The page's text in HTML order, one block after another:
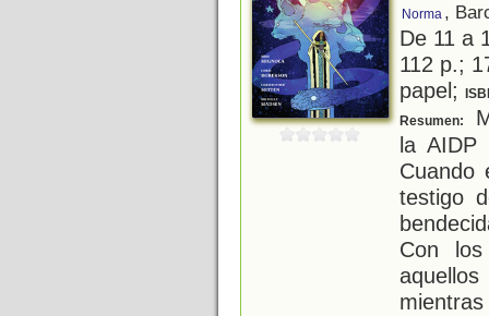
Norma ,
De 11 a
112 p.;
papel;
Resumen:
la AIDP
Cuando
testigo
Con